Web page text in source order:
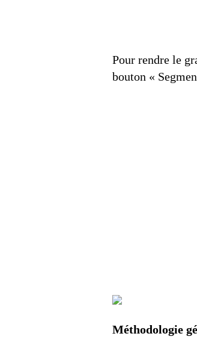
Pour rendre le
bouton «
Méthodologie